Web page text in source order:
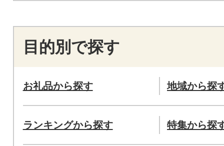
目的別で探す
お礼品から探す 地域から探
ランキングから探す 特集から探